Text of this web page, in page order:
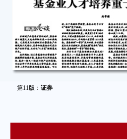
第11版： 证券